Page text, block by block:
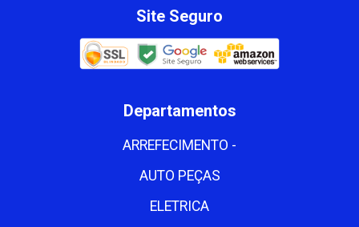
Site Seguro
Departamentos
ARREFECIMENTO -
AUTO PEÇAS
ELETRICA